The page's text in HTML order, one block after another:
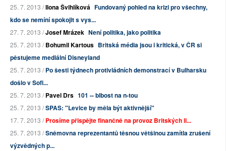
25. 7. 2013 /Ilona Švihlíková Fundovaný pohled na krizi pro všechny,
kdo se nemíní spokojit s vys...
27. 7. 2013 /Josef Mrázek Není politika, jako politika
25. 7. 2013 /Bohumil Kartous Britská média jsou i kritická, v ČR si
pěstujeme mediální Disneyland
25. 7. 2013 /Po šesti týdnech protivládních demonstrací v Bulharsku
došlo v Sofi...
25. 7. 2013 /Pavel Drs 101 -- blbost na n-tou
25. 7. 2013 /SPAS: "Levice by měla být aktivnější"
17. 7. 2013 /Prosíme přispějte finančně na provoz Britských li...
25. 7. 2013 /Sněmovna reprezentantů těsnou většinou zamítla zrušení
výzvědných p...